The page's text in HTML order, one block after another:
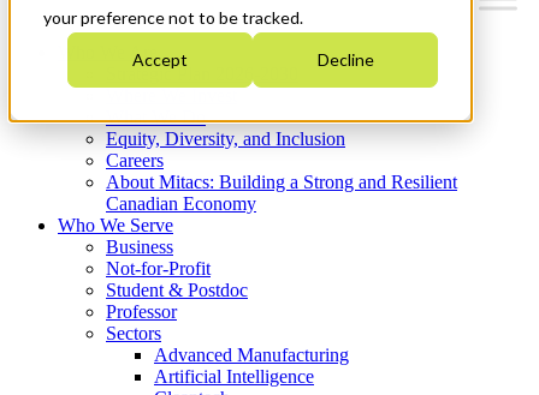
your preference not to be tracked.
Accept Decline
Who We Are
Strategic Plan 2026-2030
What We Do
Equity, Diversity, and Inclusion
Careers
About Mitacs: Building a Strong and Resilient
Canadian Economy
Who We Serve
Business
Not-for-Profit
Student & Postdoc
Professor
Sectors
Advanced Manufacturing
Artificial Intelligence